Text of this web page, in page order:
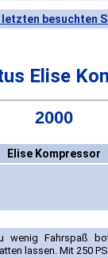
letzten besuchten
Elise
2000
Elise Kompressor
wenig Fahrspaß
lassen. Mit 250